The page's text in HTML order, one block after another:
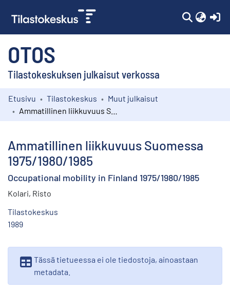
OTOS
Tilastokeskuksen julkaisut verkossa
Kokoelmat
Etusivu Tilastokeskus
Muut julkaisut
Ammatillinen liikkuvuus Suomessa
1975/1980/1985
Occupational mobility in Finland 1975/1980/1985
Kolari, Risto
Tilastokeskus
1989
Tässä tietueessa ei ole tiedostoja, ainoastaan
metadata.